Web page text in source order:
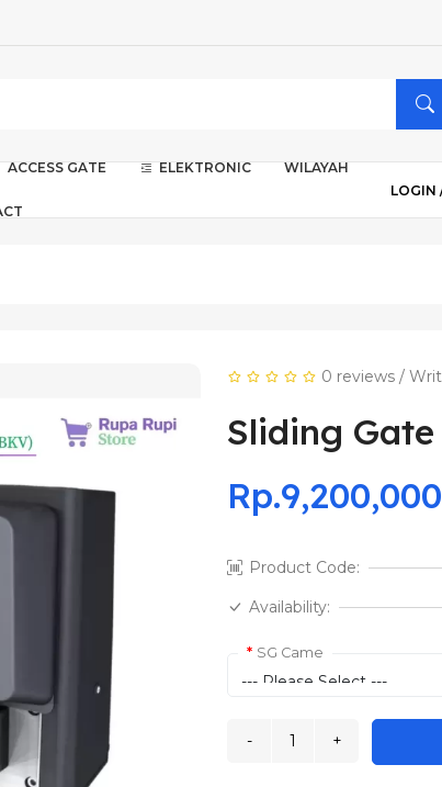
ACCESS GATE ELEKTRONIC WILAYAH
LOGIN
0 reviews/
Sliding Gate
Rp.9,200,000
Product Code:
Availability:
SG Came